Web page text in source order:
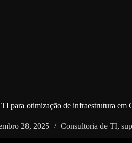
para otimização de infraestrutura em
28, 2025 Consultoria de TI,